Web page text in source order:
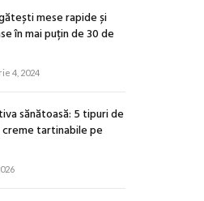
mese rapide și
în mai puțin de 30 de
4, 2024
sănătoasă: 5 tipuri de
creme tartinabile pe